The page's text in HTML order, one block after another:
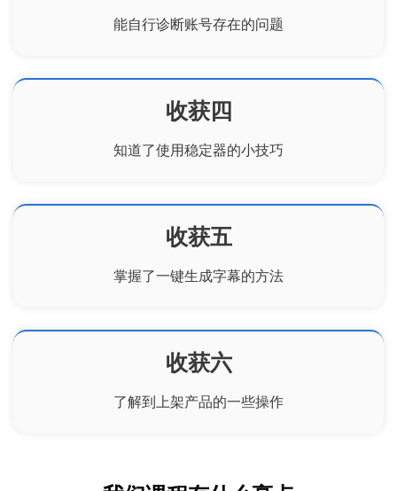
能自行诊断账号存在的问题
收获四
知道了使用稳定器的小技巧
收获五
掌握了一键生成字幕的方法
收获六
了解到上架产品的一些操作